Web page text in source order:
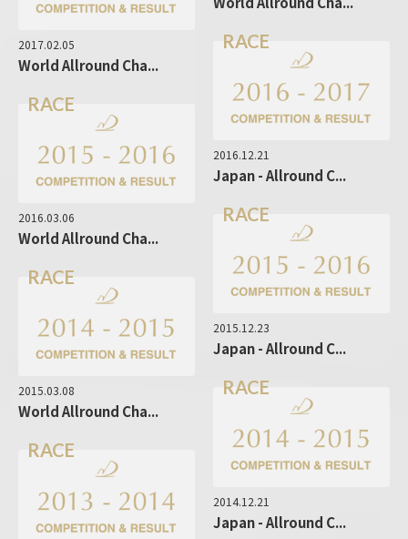
2017.02.05
World Allround Cha...
RACE
2016.12.21
Japan - Allround C...
RACE
2016.03.06
World Allround Cha...
RACE
2015.12.23
Japan - Allround C...
RACE
2015.03.08
World Allround Cha...
RACE
2014.12.21
Japan - Allround C...
RACE